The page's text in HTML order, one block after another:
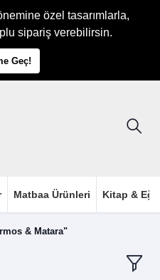
özel tasarımlarla,
sipariş verebilirsin.
Geç!
Matbaa Ürünleri Kitap &
& Matara"